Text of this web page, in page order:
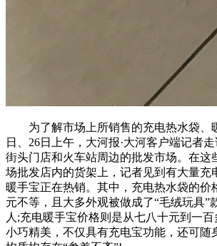
为了解市场上所销售的充电热水袋、
日、26日上午，大河报·大河客户端记者
街头门店和火车站周边的批发市场。在这
场批发店内的货架上，记者见到有大量充
暖手宝正在热销。其中，充电热水袋的价
元不等，且大多外观被做成了“毛绒玩具”
人;充电暖手宝价格则是从七八十元到一
小巧精美，不仅具有充电宝功能，还可随